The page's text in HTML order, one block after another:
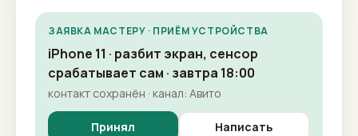
ЗАЯВКА МАСТЕРУ · ПРИЁМ УСТРОЙСТВА
iPhone 11 · разбит экран, сенсор
срабатывает сам · завтра 18:00
контакт сохранён · канал: Авито
Принял Написать